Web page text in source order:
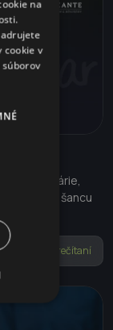
kancelárie,
a zvyšuje šancu
1306 prečítaní
na
cookie v
súborov